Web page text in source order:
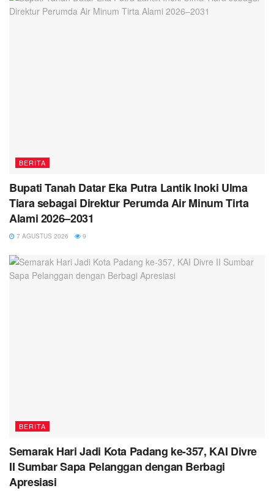
BERITA
Bupati Tanah Datar Eka Putra Lantik Inoki Ulma
Tiara sebagai Direktur Perumda Air Minum Tirta
Alami 2026–2031
7 AGUSTUS 2026 9
BERITA
Semarak Hari Jadi Kota Padang ke-357, KAI Divre
II Sumbar Sapa Pelanggan dengan Berbagi
Apresiasi